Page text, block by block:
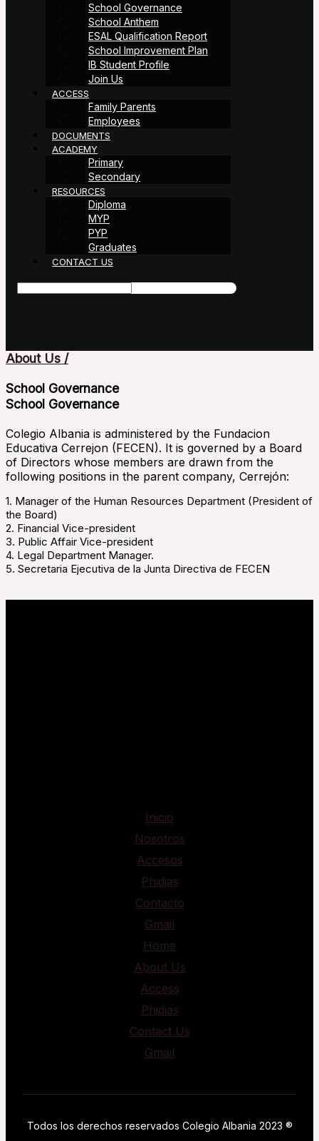
School Governance
School Anthem
ESAL Qualification Report
School Improvement Plan
IB Student Profile
Join Us
ACCESS
Family Parents
Employees
DOCUMENTS
ACADEMY
Primary
Secondary
RESOURCES
Diploma
MYP
PYP
Graduates
CONTACT US
About Us /
School Governance
School Governance
Colegio Albania is administered by the Fundacion
Educativa Cerrejon (FECEN). It is governed by a Board
of Directors whose members are drawn from the
following positions in the parent company, Cerrejón:
1. Manager of the Human Resources Department (President of
the Board)
2. Financial Vice-president
3. Public Affair Vice-president
4. Legal Department Manager.
5. Secretaria Ejecutiva de la Junta Directiva de FECEN
Inicio
Nosotros
Accesos
Phidias
Contacto
Gmail
Home
About Us
Access
Phidias
Contact Us
Gmail
Todos los derechos reservados Colegio Albania 2023 ®